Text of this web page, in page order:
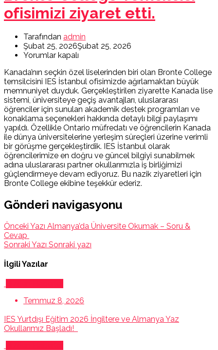
ofisimizi ziyaret etti.
Tarafından admin
Şubat 25, 2026Şubat 25, 2026
Yorumlar kapalı
Kanada’nın seçkin özel liselerinden biri olan Bronte College
temsilcisini IES İstanbul ofisimizde ağırlamaktan büyük
memnuniyet duyduk. Gerçekleştirilen ziyarette Kanada lise
sistemi, üniversiteye geçiş avantajları, uluslararası
öğrenciler için sunulan akademik destek programları ve
konaklama seçenekleri hakkında detaylı bilgi paylaşımı
yapıldı. Özellikle Ontario müfredatı ve öğrencilerin Kanada
ile dünya üniversitelerine yerleşim süreçleri üzerine verimli
bir görüşme gerçekleştirdik. IES İstanbul olarak
öğrencilerimize en doğru ve güncel bilgiyi sunabilmek
adına uluslararası partner okullarımızla iş birliğimizi
güçlendirmeye devam ediyoruz. Bu nazik ziyaretleri için
Bronte College ekibine teşekkür ederiz.
Gönderi navigasyonu
Önceki Yazı Almanya’da Üniversite Okumak – Soru &
Cevap
Sonraki Yazı Sonraki yazı
İlgili Yazılar
Temmuz 8, 2026
IES Yurtdışı Eğitim 2026 İngiltere ve Almanya Yaz
Okullarımız Başladı!